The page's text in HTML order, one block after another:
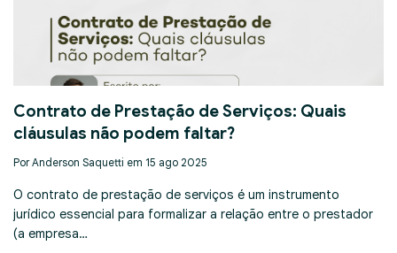
Contrato de Prestação de Serviços: Quais
cláusulas não podem faltar?
Por Anderson Saquetti em 15 ago 2025
O contrato de prestação de serviços é um instrumento
jurídico essencial para formalizar a relação entre o prestador
(a empresa…